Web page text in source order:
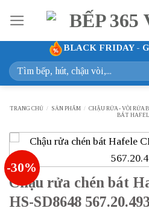
qua
nội
dung
BLACK FRIDAY -
Tìm
kiếm:
TRANG CHỦ / SẢN PHẨM / CHẬU RỬA - VÒI RỬA
BÁT
-30%
Chậu rửa chén bát
HS-SD8648